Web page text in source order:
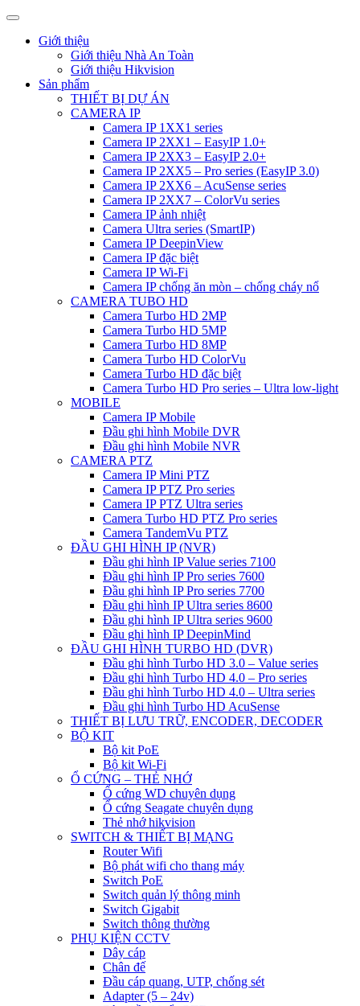
Giới thiệu
Giới thiệu Nhà An Toàn
Giới thiệu Hikvision
Sản phẩm
THIẾT BỊ DỰ ÁN
CAMERA IP
Camera IP 1XX1 series
Camera IP 2XX1 – EasyIP 1.0+
Camera IP 2XX3 – EasyIP 2.0+
Camera IP 2XX5 – Pro series (EasyIP 3.0)
Camera IP 2XX6 – AcuSense series
Camera IP 2XX7 – ColorVu series
Camera IP ảnh nhiệt
Camera Ultra series (SmartIP)
Camera IP DeepinView
Camera IP đặc biệt
Camera IP Wi-Fi
Camera IP chống ăn mòn – chống cháy nổ
CAMERA TUBO HD
Camera Turbo HD 2MP
Camera Turbo HD 5MP
Camera Turbo HD 8MP
Camera Turbo HD ColorVu
Camera Turbo HD đặc biệt
Camera Turbo HD Pro series – Ultra low-light
MOBILE
Camera IP Mobile
Đầu ghi hình Mobile DVR
Đầu ghi hình Mobile NVR
CAMERA PTZ
Camera IP Mini PTZ
Camera IP PTZ Pro series
Camera IP PTZ Ultra series
Camera Turbo HD PTZ Pro series
Camera TandemVu PTZ
ĐẦU GHI HÌNH IP (NVR)
Đầu ghi hình IP Value series 7100
Đầu ghi hình IP Pro series 7600
Đầu ghi hình IP Pro series 7700
Đầu ghi hình IP Ultra series 8600
Đầu ghi hình IP Ultra series 9600
Đầu ghi hình IP DeepinMind
ĐẦU GHI HÌNH TURBO HD (DVR)
Đầu ghi hình Turbo HD 3.0 – Value series
Đầu ghi hình Turbo HD 4.0 – Pro series
Đầu ghi hình Turbo HD 4.0 – Ultra series
Đầu ghi hình Turbo HD AcuSense
THIẾT BỊ LƯU TRỮ, ENCODER, DECODER
BỘ KIT
Bộ kit PoE
Bộ kit Wi-Fi
Ổ CỨNG – THẺ NHỚ
Ổ cứng WD chuyên dụng
Ổ cứng Seagate chuyên dụng
Thẻ nhớ hikvision
SWITCH & THIẾT BỊ MẠNG
Router Wifi
Bộ phát wifi cho thang máy
Switch PoE
Switch quản lý thông minh
Switch Gigabit
Switch thông thường
PHỤ KIỆN CCTV
Dây cáp
Chân đế
Đầu cáp quang, UTP, chống sét
Adapter (5 – 24v)